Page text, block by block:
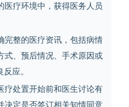
医疗环境中，获得医务人员
完整的医疗资讯，包括病情
式、预后情况、手术原因或
应。
疗处置开始前和医生讨论有
决定是否签订相关知情同意